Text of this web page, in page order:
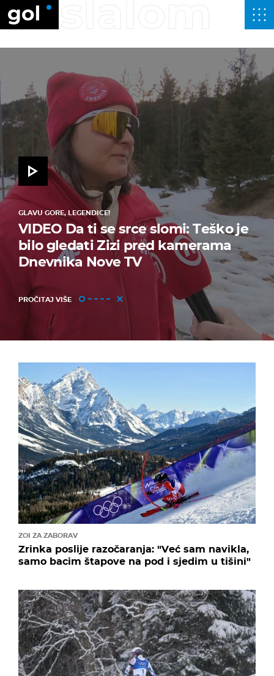
GLAVU GORE, LEGENDICE!
VIDEO Da ti se srce slomi: Teško je
bilo gledati Zizi pred kamerama
Dnevnika Nove TV
PROČITAJ VIŠE
ZOI ZA ZABORAV
Zrinka poslije razočaranja: "Već sam navikla,
samo bacim štapove na pod i sjedim u tišini"